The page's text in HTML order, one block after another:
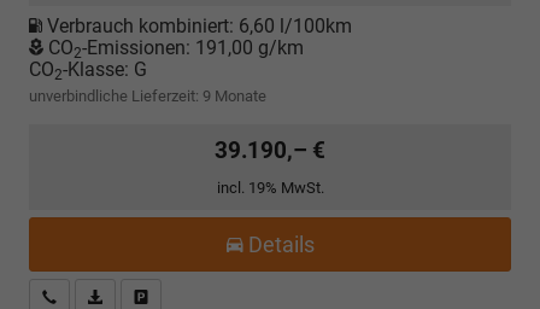
Verbrauch kombiniert: 6,60 l/100km
CO2-Emissionen: 191,00 g/km
CO2-Klasse: G
unverbindliche Lieferzeit: 9 Monate
39.190,– €
incl. 19% MwSt.
Details
Kostenloser Rückruf-Service
PDF-Datei, Fahrzeugexposé drucken